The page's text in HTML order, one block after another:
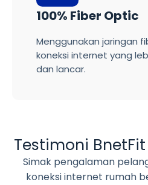
100% Fiber Optic
Menggunakan jaringan
koneksi internet yang
dan lancar.
Testimoni BnetFit
Simak pengalaman
koneksi internet rumah